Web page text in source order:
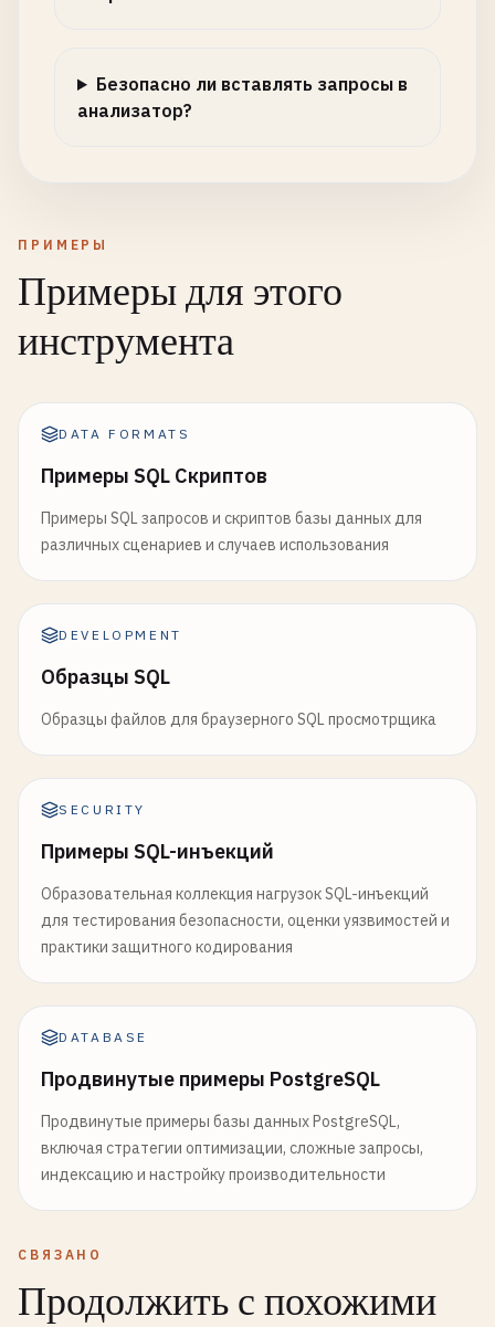
Безопасно ли вставлять запросы в
анализатор?
ПРИМЕРЫ
Примеры для этого
инструмента
DATA FORMATS
Примеры SQL Скриптов
Примеры SQL запросов и скриптов базы данных для
различных сценариев и случаев использования
DEVELOPMENT
Образцы SQL
Образцы файлов для браузерного SQL просмотрщика
SECURITY
Примеры SQL-инъекций
Образовательная коллекция нагрузок SQL-инъекций
для тестирования безопасности, оценки уязвимостей и
практики защитного кодирования
DATABASE
Продвинутые примеры PostgreSQL
Продвинутые примеры базы данных PostgreSQL,
включая стратегии оптимизации, сложные запросы,
индексацию и настройку производительности
СВЯЗАНО
Продолжить с похожими